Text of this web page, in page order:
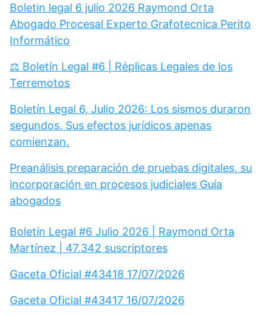
Boletin legal 6 julio 2026 Raymond Orta
Abogado Procesal Experto Grafotecnica Perito
Informático
⚖️ Boletín Legal #6 | Réplicas Legales de los
Terremotos
Boletín Legal 6, Julio 2026: Los sismos duraron
segundos. Sus efectos jurídicos apenas
comienzan.
Preanálisis preparación de pruebas digitales, su
incorporación en procesos judiciales Guía
abogados
Boletín Legal #6 Julio 2026 | Raymond Orta
Martínez | 47.342 suscriptores
Gaceta Oficial #43418 17/07/2026
Gaceta Oficial #43417 16/07/2026